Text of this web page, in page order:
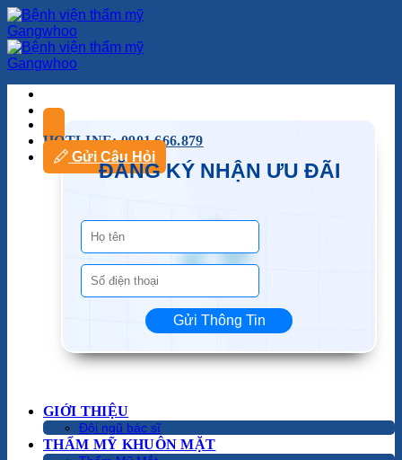
HOTLINE: 0901.666.879
Gửi Câu Hỏi
ĐĂNG KÝ NHẬN ƯU ĐÃI
Gửi Thông Tin
GIỚI THIỆU
Đội ngũ bác sĩ
THẨM MỸ KHUÔN MẶT